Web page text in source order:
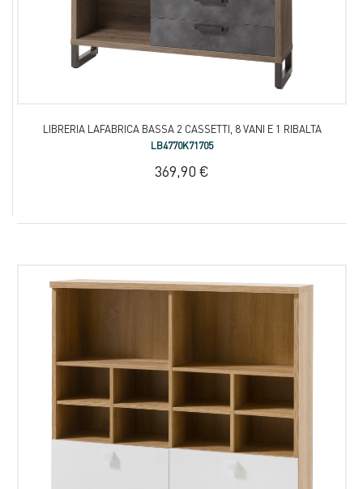
LIBRERIA LAFABRICA BASSA 2 CASSETTI, 8 VANI E 1 RIBALTA
LB4770K71705
369,90 €